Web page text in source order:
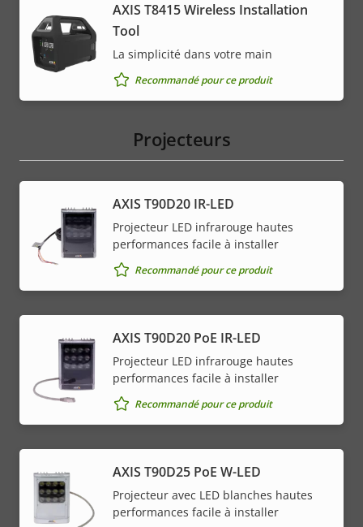
AXIS T8415 Wireless Installation
Tool
La simplicité dans votre main
Recommandé pour ce produit
Projecteurs
AXIS T90D20 IR-LED
Projecteur LED infrarouge hautes
performances facile à installer
Recommandé pour ce produit
AXIS T90D20 PoE IR-LED
Projecteur LED infrarouge hautes
performances facile à installer
Recommandé pour ce produit
AXIS T90D25 PoE W-LED
Projecteur avec LED blanches hautes
performances facile à installer